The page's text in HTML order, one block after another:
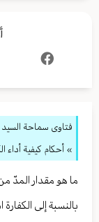
فتاوى سماحة السيد
» أحكام كيفية أداء
ما هو مقدار المدّ
بالنسبة إلى